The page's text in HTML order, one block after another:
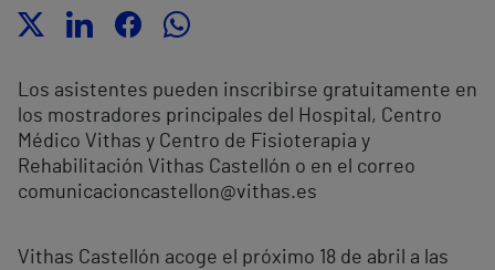
Los asistentes pueden inscribirse gratuitamente en
los mostradores principales del Hospital, Centro
Médico Vithas y Centro de Fisioterapia y
Rehabilitación Vithas Castellón o en el correo
comunicacioncastellon@vithas.es
Vithas Castellón acoge el próximo 18 de abril a las